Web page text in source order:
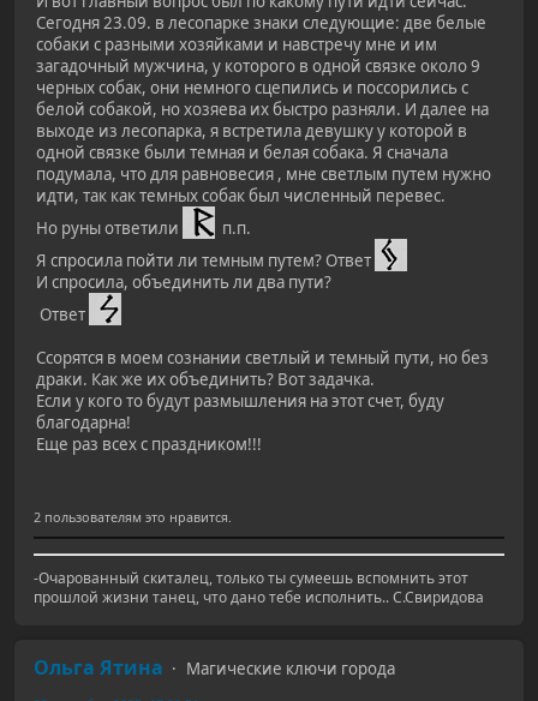
Сегодня 23.09. в лесопарке знаки следующие: две белые
собаки с разными хозяйками и навстречу мне и им
загадочный мужчина, у которого в одной связке около 9
черных собак, они немного сцепились и поссорились с
белой собакой, но хозяева их быстро разняли. И далее на
выходе из лесопарка, я встретила девушку у которой в
одной связке были темная и белая собака. Я сначала
подумала, что для равновесия , мне светлым путем нужно
идти, так как темных собак был численный перевес.
Но руны ответили
п.п.
Я спросила пойти ли темным путем? Ответ
И спросила, объединить ли два пути?
Ответ
Ссорятся в моем сознании светлый и темный пути, но без
драки. Как же их объединить? Вот задачка.
Если у кого то будут размышления на этот счет, буду
благодарна!
Еще раз всех с праздником!!!
2 пользователям это нравится.
-Очарованный скиталец, только ты сумеешь вспомнить этот
прошлой жизни танец, что дано тебе исполнить.. С.Свиридова
Ольга Ятина
Магические ключи города